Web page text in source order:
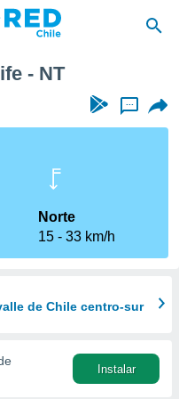
- NT
...
Norte
15
33 km/h
de Chile centro-sur
Instalar